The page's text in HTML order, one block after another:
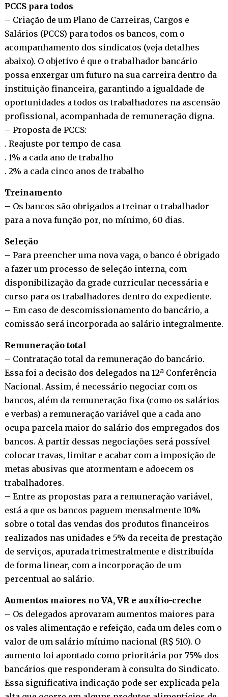
PCCS para todos
– Criação de um Plano de Carreiras, Cargos e
Salários (PCCS) para todos os bancos, com o
acompanhamento dos sindicatos (veja detalhes
abaixo). O objetivo é que o trabalhador bancário
possa enxergar um futuro na sua carreira dentro da
instituição financeira, garantindo a igualdade de
oportunidades a todos os trabalhadores na ascensão
profissional, acompanhada de remuneração digna.
– Proposta de PCCS:
. Reajuste por tempo de casa
. 1% a cada ano de trabalho
. 2% a cada cinco anos de trabalho
Treinamento
– Os bancos são obrigados a treinar o trabalhador
para a nova função por, no mínimo, 60 dias.
Seleção
– Para preencher uma nova vaga, o banco é obrigado
a fazer um processo de seleção interna, com
disponibilização da grade curricular necessária e
curso para os trabalhadores dentro do expediente.
– Em caso de descomissionamento do bancário, a
comissão será incorporada ao salário integralmente.
Remuneração total
– Contratação total da remuneração do bancário.
Essa foi a decisão dos delegados na 12ª Conferência
Nacional. Assim, é necessário negociar com os
bancos, além da remuneração fixa (como os salários
e verbas) a remuneração variável que a cada ano
ocupa parcela maior do salário dos empregados dos
bancos. A partir dessas negociações será possível
colocar travas, limitar e acabar com a imposição de
metas abusivas que atormentam e adoecem os
trabalhadores.
– Entre as propostas para a remuneração variável,
está a que os bancos paguem mensalmente 10%
sobre o total das vendas dos produtos financeiros
realizados nas unidades e 5% da receita de prestação
de serviços, apurada trimestralmente e distribuída
de forma linear, com a incorporação de um
percentual ao salário.
Aumentos maiores no VA, VR e auxílio-creche
– Os delegados aprovaram aumentos maiores para
os vales alimentação e refeição, cada um deles com o
valor de um salário mínimo nacional (R$ 510). O
aumento foi apontado como prioritária por 75% dos
bancários que responderam à consulta do Sindicato.
Essa significativa indicação pode ser explicada pela